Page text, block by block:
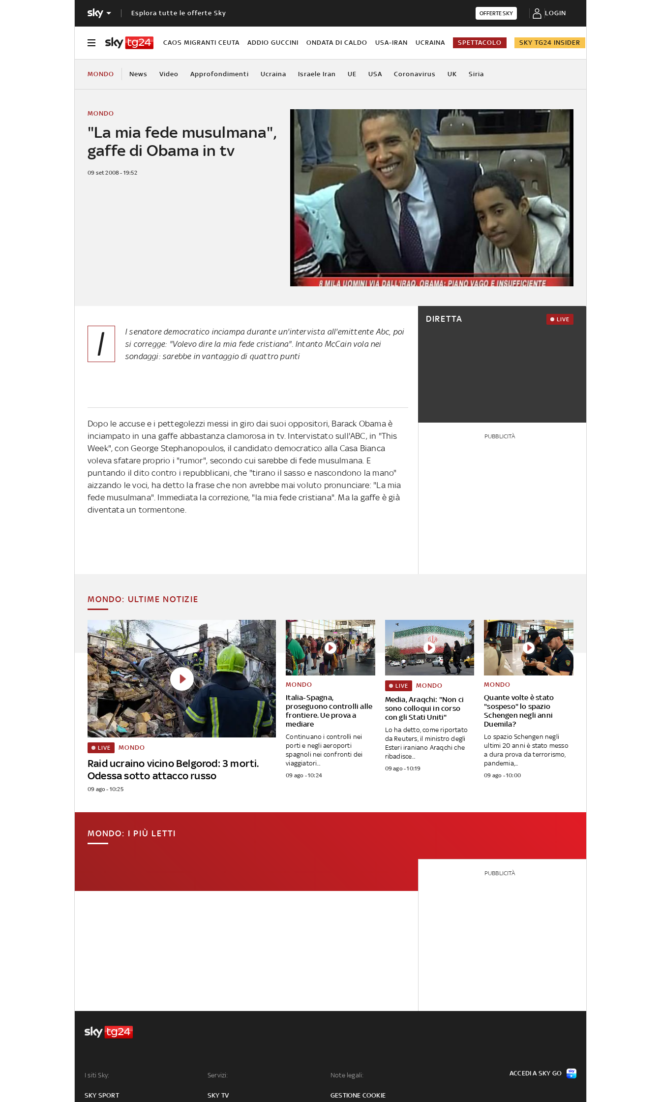
Esplora tutte le offerte Sky OFFERTE SKY LOGIN
CAOS MIGRANTI CEUTA ADDIO GUCCINI ONDATA DI CALDO USA-IRAN UCRAINA SPETTACOLO SKY TG24 INSIDER
MONDO News Video Approfondimenti Ucraina Israele Iran UE USA Coronavirus UK Siria
"La mia fede musulmana",
gaffe di Obama in tv
MONDO
09 set 2008 - 19:52
I
l senatore democratico inciampa durante un'intervista all'emittente Abc, poi
si corregge: "Volevo dire la mia fede cristiana". Intanto McCain vola nei
sondaggi: sarebbe in vantaggio di quattro punti
Dopo le accuse e i pettegolezzi messi in giro dai suoi oppositori, Barack Obama è
inciampato in una gaffe abbastanza clamorosa in tv. Intervistato sull'ABC, in "This
Week", con George Stephanopoulos, il candidato democratico alla Casa Bianca
voleva sfatare proprio i "rumor", secondo cui sarebbe di fede musulmana. E
puntando il dito contro i repubblicani, che "tirano il sasso e nascondono la mano"
aizzando le voci, ha detto la frase che non avrebbe mai voluto pronunciare: "La mia
fede musulmana". Immediata la correzione, "la mia fede cristiana". Ma la gaffe è già
diventata un tormentone.
DIRETTA LIVE
PUBBLICITÀ
MONDO: ULTIME NOTIZIE
Raid ucraino vicino Belgorod: 3 morti.
Odessa sotto attacco russo
LIVE MONDO
09 ago - 10:25
Italia-Spagna,
proseguono controlli alle
frontiere. Ue prova a
mediare
MONDO
Continuano i controlli nei
porti e negli aeroporti
spagnoli nei confronti dei
viaggiatori...
09 ago - 10:24
Media, Araqchi: "Non ci
sono colloqui in corso
con gli Stati Uniti"
LIVE MONDO
Lo ha detto, come riportato
da Reuters, il ministro degli
Esteri iraniano Araqchi che
ribadisce...
09 ago - 10:19
Quante volte è stato
"sospeso" lo spazio
Schengen negli anni
Duemila?
MONDO
Lo spazio Schengen negli
ultimi 20 anni è stato messo
a dura prova da terrorismo,
pandemia,...
09 ago - 10:00
MONDO: I PIÙ LETTI
PUBBLICITÀ
I siti Sky:
SKY SPORT
Servizi:
SKY TV
Note legali:
GESTIONE COOKIE
ACCEDI A SKY GO